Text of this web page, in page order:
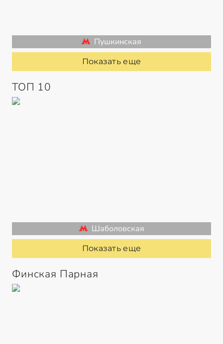
Пушкинская
Показать еще
ТОП 10
Шаболовская
Показать еще
Финская Парная